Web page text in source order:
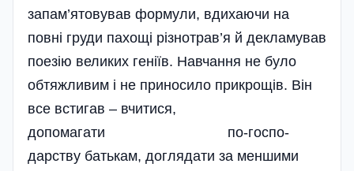
запам’ятовував формули, вдихаючи на
повні груди пахощі різнотрав’я й декламував
поезію великих геніїв. Навчання не було
обтяжливим і не приносило прикрощів. Він
все встигав – вчитися,
допомагати по-госпо­
дарству батькам, доглядати за меншими